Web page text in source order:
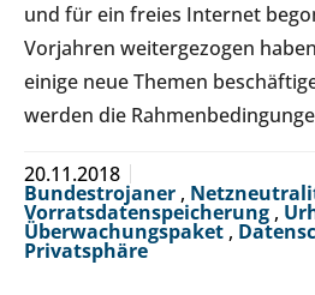
und für ein freies Internet
Vorjahren weitergezogen
einige neue Themen
werden die
20.11.2018
Bundestrojaner ,
Vorratsdatenspeicherung ,
Überwachungspaket ,
Privatsphäre